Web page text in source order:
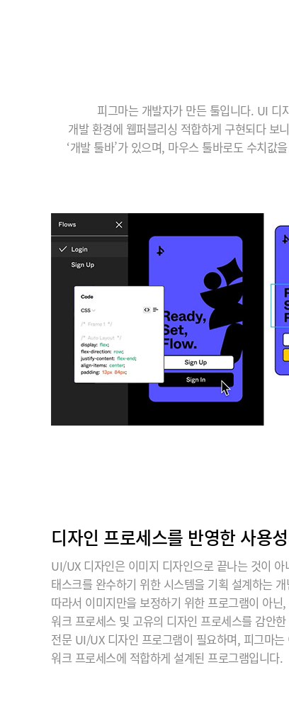
피그마는 개발자가 만든 툴입니다. UI
개발 환경에 웹퍼블리싱 적합하게 구현되다 보
‘개발 툴바’가 있으며, 마우스 툴바로도 수치
디자인 프로세스를 반영한 사용
UI/UX 디자인은 이미지 디자인으로 끝나는 것이
태스크를 완수하기 위한 시스템을 기획 설계하는
따라서 이미지만을 보정하기 위한 프로그램이 아
워크 프로세스 및 고유의 디자인 프로세스를 감안
전문 UI/UX 디자인 프로그램이 필요하며, 피그마
워크 프로세스에 적합하게 설계된 프로그램입니다.